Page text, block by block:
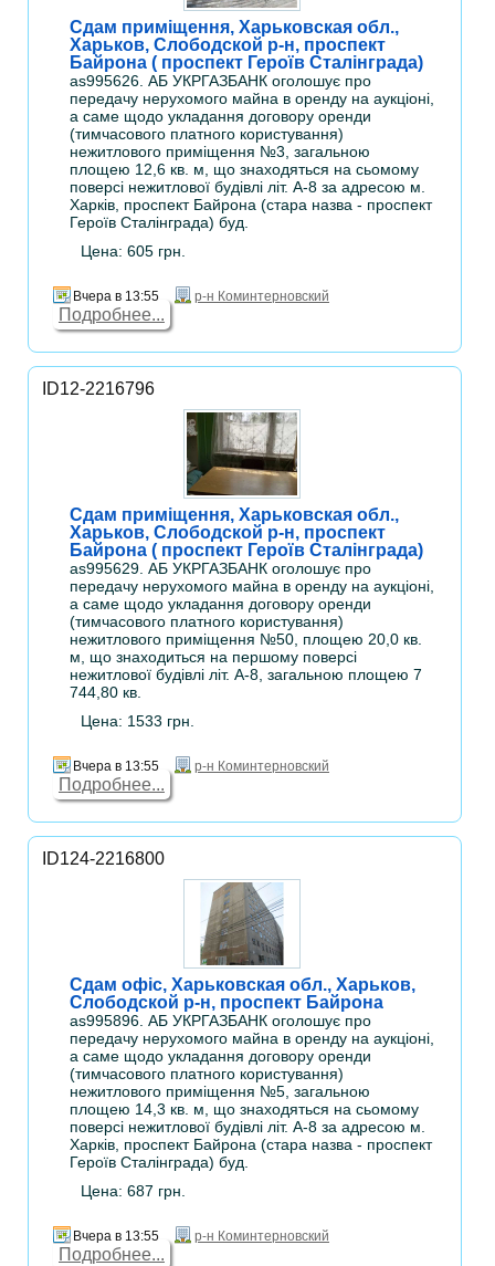
Сдам приміщення, Харьковская обл.,
Харьков, Слободской р-н, проспект
Байрона ( проспект Героїв Сталінграда)
as995626. АБ УКРГАЗБАНК оголошує про
передачу нерухомого майна в оренду на аукціоні,
а саме щодо укладання договору оренди
(тимчасового платного користування)
нежитлового приміщення №3, загальною
площею 12,6 кв. м, що знаходяться на сьомому
поверсі нежитлової будівлі літ. А-8 за адресою м.
Харків, проспект Байрона (стара назва - проспект
Героїв Сталінграда) буд.
Цена: 605 грн.
Вчера в 13:55 р-н Коминтерновский
Подробнее...
ID12-2216796
Сдам приміщення, Харьковская обл.,
Харьков, Слободской р-н, проспект
Байрона ( проспект Героїв Сталінграда)
as995629. АБ УКРГАЗБАНК оголошує про
передачу нерухомого майна в оренду на аукціоні,
а саме щодо укладання договору оренди
(тимчасового платного користування)
нежитлового приміщення №50, площею 20,0 кв.
м, що знаходиться на першому поверсі
нежитлової будівлі літ. А-8, загальною площею 7
744,80 кв.
Цена: 1533 грн.
Вчера в 13:55 р-н Коминтерновский
Подробнее...
ID124-2216800
Сдам офіс, Харьковская обл., Харьков,
Слободской р-н, проспект Байрона
as995896. АБ УКРГАЗБАНК оголошує про
передачу нерухомого майна в оренду на аукціоні,
а саме щодо укладання договору оренди
(тимчасового платного користування)
нежитлового приміщення №5, загальною
площею 14,3 кв. м, що знаходяться на сьомому
поверсі нежитлової будівлі літ. А-8 за адресою м.
Харків, проспект Байрона (стара назва - проспект
Героїв Сталінграда) буд.
Цена: 687 грн.
Вчера в 13:55 р-н Коминтерновский
Подробнее...